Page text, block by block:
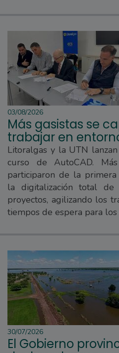
03/08/2026
Más gasistas se
trabajar en
Litoralgas y la UTN
curso de AutoCAD.
participaron de la primera
la digitalización total de
proyectos, agilizando los
tiempos de espera para los
30/07/2026
El Gobierno